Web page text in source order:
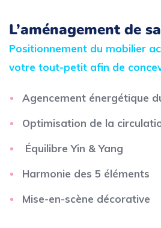
L’aménagement de
Positionnement du mobilier
votre tout-petit afin de
Agencement énergétique
Optimisation de la
Équilibre Yin & Yang
Harmonie des 5 éléments
Mise-en-scène décorative